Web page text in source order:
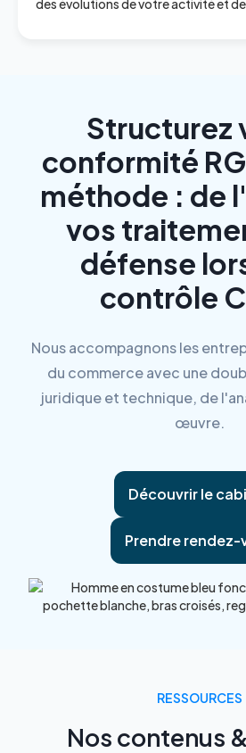
des évolutions de votre activité et
Structurez
conformité
méthode : de
vos
défense
contrôle
Nous accompagnons les
du commerce avec une
juridique et technique, de
œuvre.
Découvrir le
Prendre rendez-
RESSOURCES
Nos contenus